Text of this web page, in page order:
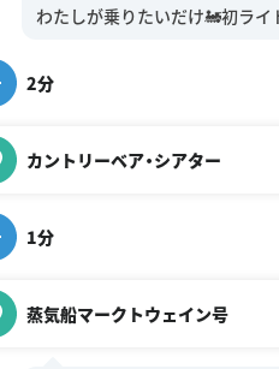
2分
カントリーベア・シアター
1分
蒸気船マークトウェイン号